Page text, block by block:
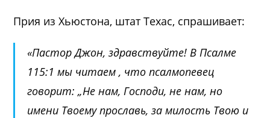
Прия из Хьюстона, штат Техас, спрашивает:
«Пастор Джон, здравствуйте! В Псалме
115:1 мы читаем , что псалмопевец
говорит: „Не нам, Господи, не нам, но
имени Твоему прославь, за милость Твою и